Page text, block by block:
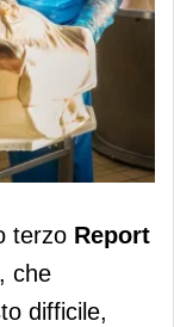
il terzo
terzo Report
che
difficile,